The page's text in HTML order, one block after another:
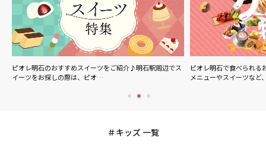
ピオレ明石のおすすめスイーツをご紹介♪明石駅周辺でス
イーツをお探しの際は、ピオ…
ピオレ明石で食べられる
メニューやスイーツなど
キッズ 一覧